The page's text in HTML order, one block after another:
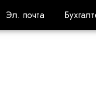
Эл. почта
Эл. почта